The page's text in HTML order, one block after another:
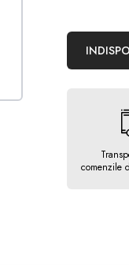
comenzile